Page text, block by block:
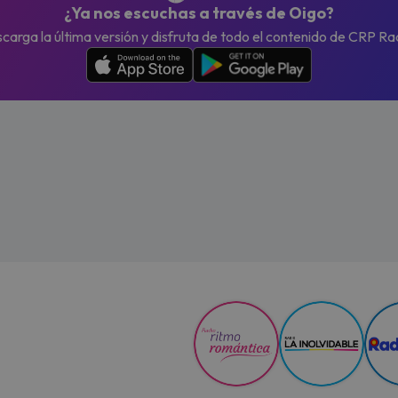
¿Ya nos escuchas a través de Oigo?
la última versión y disfruta de todo el contenido de CRP